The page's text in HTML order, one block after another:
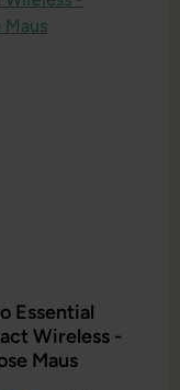
5 Sternen
Essential
Wireless -
Maus